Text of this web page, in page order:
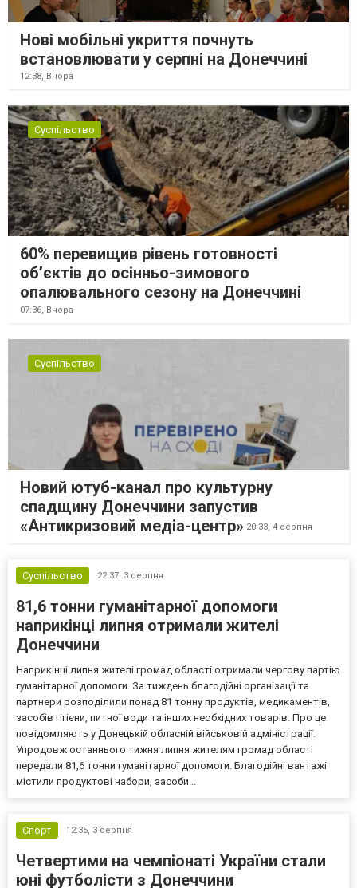
Нові мобільні укриття почнуть
встановлювати у серпні на Донеччині
12:38, Вчора
Суспільство
60% перевищив рівень готовності
об’єктів до осінньо-зимового
опалювального сезону на Донеччині
07:36, Вчора
Суспільство
Новий ютуб-канал про культурну
спадщину Донеччини запустив
«Антикризовий медіа-центр» 20:33, 4 серпня
Суспільство 22:37, 3 серпня
81,6 тонни гуманітарної допомоги
наприкінці липня отримали жителі
Донеччини
Наприкінці липня жителі громад області отримали чергову партію
гуманітарної допомоги. За тиждень благодійні організації та
партнери розподілили понад 81 тонну продуктів, медикаментів,
засобів гігієни, питної води та інших необхідних товарів. Про це
повідомляють у Донецькій обласній військовій адміністрації.
Упродовж останнього тижня липня жителям громад області
передали 81,6 тонни гуманітарної допомоги. Благодійні вантажі
містили продуктові набори, засоби...
Спорт 12:35, 3 серпня
Четвертими на чемпіонаті України стали
юні футболісти з Донеччини